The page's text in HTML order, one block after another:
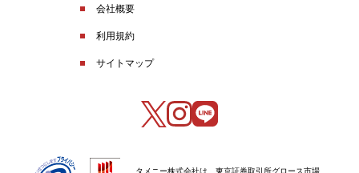
会社概要
利用規約
サイトマップ
タメニー株式会社は、東京証券取引所グロース市場